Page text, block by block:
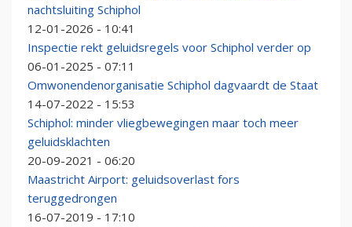
nachtsluiting Schiphol
12-01-2026 - 10:41
Inspectie rekt geluidsregels voor Schiphol verder op
06-01-2025 - 07:11
Omwonendenorganisatie Schiphol dagvaardt de Staat
14-07-2022 - 15:53
Schiphol: minder vliegbewegingen maar toch meer
geluidsklachten
20-09-2021 - 06:20
Maastricht Airport: geluidsoverlast fors
teruggedrongen
16-07-2019 - 17:10